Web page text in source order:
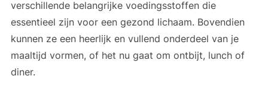
verschillende belangrijke voedingsstoffen die
essentieel zijn voor een gezond lichaam. Bovendien
kunnen ze een heerlijk en vullend onderdeel van je
maaltijd vormen, of het nu gaat om ontbijt, lunch of
diner.